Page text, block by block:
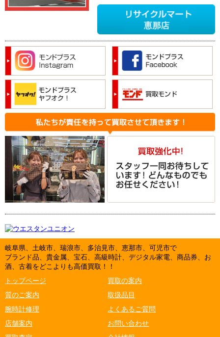
岐阜県、土岐市、瑞浪市、多治見市、恵那市、可児市で
ブランド品、貴金属、宝石、高級時計、デジタル家電、商品券、お
酒、古着をどこよりも高価買取！！
トップページ
買取の案内
質のご案内
取扱品目
腕時計修理
よくあるご質問
店舗案内
お問い合わせ